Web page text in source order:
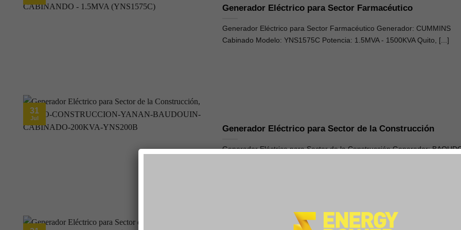
Generador Eléctrico para Sector Farmacéutico
Generador Eléctrico para Sector Farmacéutico Generador: CUMMINS
Cabinado Modelo: YNS1575C Potencia: 1.5MVA - 1500KVA Quito, [...]
Generador Eléctrico para Sector de la Construcción
Generador Eléctrico para Sector de la Construcción Generador:
31
Jul